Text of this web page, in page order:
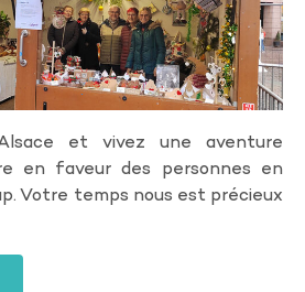
Alsace et vivez une aventure
en faveur des personnes en
Votre temps nous est précieux